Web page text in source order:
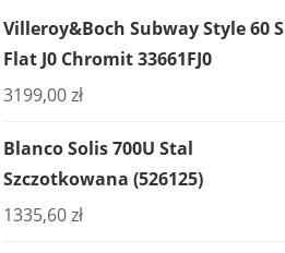
Villeroy&Boch Subway Style 60 S
Flat J0 Chromit 33661FJ0
3199,00zł
Blanco Solis 700U Stal
Szczotkowana (526125)
1335,60zł